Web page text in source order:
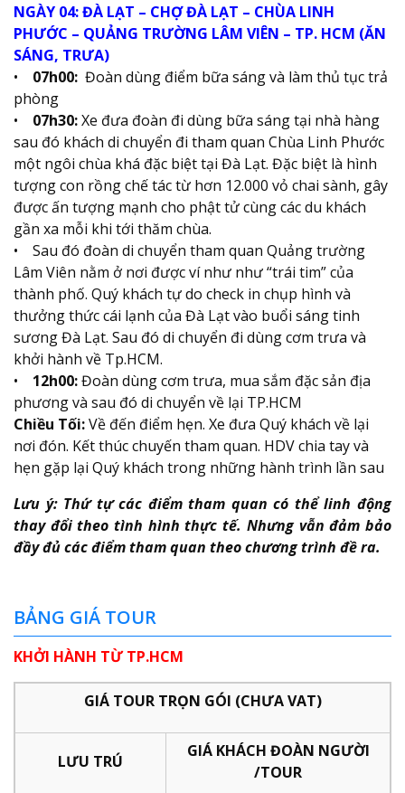
NGÀY 04: ĐÀ LẠT – CHỢ ĐÀ LẠT – CHÙA LINH
PHƯỚC – QUẢNG TRƯỜNG LÂM VIÊN – TP. HCM (ĂN
SÁNG, TRƯA)
• 07h00: Đoàn dùng điểm bữa sáng và làm thủ tục trả
phòng
•
07h30:Xe đưa đoàn đi dùng bữa sáng tại nhà hàng
sau đó khách di chuyển đi tham quan Chùa Linh Phước
một ngôi chùa khá đặc biệt tại Đà Lạt. Đặc biệt là hình
tượng con rồng chế tác từ hơn 12.000 vỏ chai sành, gây
được ấn tượng mạnh cho phật tử cùng các du khách
gần xa mỗi khi tới thăm chùa.
• Sau đó đoàn di chuyển tham quan Quảng trường
Lâm Viên nằm ở nơi được ví như như “trái tim” của
thành phố. Quý khách tự do check in chụp hình và
thưởng thức cái lạnh của Đà Lạt vào buổi sáng tinh
sương Đà Lạt. Sau đó di chuyển đi dùng cơm trưa và
khởi hành về Tp.HCM.
• 12h00:Đoàn dùng cơm trưa, mua sắm đặc sản địa
phương và sau đó di chuyển về lại TP.HCM
Chiều Tối:Về đến điểm hẹn. Xe đưa Quý khách về lại
nơi đón. Kết thúc chuyến tham quan. HDV chia tay và
hẹn gặp lại Quý khách trong những hành trình lần sau
Lưu ý: Thứ tự các điểm tham quan có thể linh động
thay đổi theo tình hình thực tế. Nhưng vẫn đảm bảo
đầy đủ các điểm tham quan theo chương trình đề ra.
BẢNG GIÁ TOUR
KHỞI HÀNH TỪ TP.HCM
GIÁ TOUR TRỌN GÓI (CHƯA VAT)
LƯU TRÚ
GIÁ KHÁCH ĐOÀN NGƯỜI
/TOUR